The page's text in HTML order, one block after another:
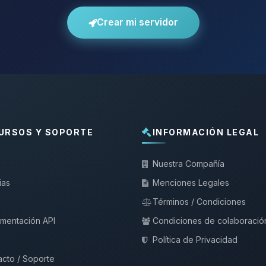
Crear mi servidor
Y SOPORTE
API
/ Soporte
INFORMACIÓN LEGAL
Nuestra Compañía
Menciones Legales
Términos / Condiciones
Condiciones de
Política de Privacidad